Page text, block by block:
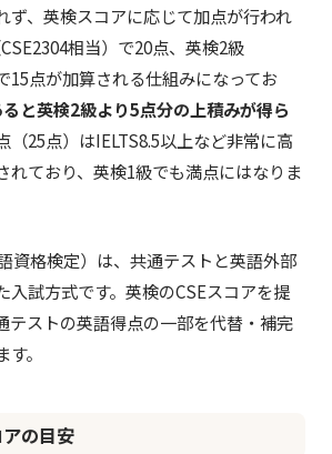
ず、英検スコアに応じて加点が行われ
相当）で20点、英検2級
15点が加算される仕組みになってお
と英検2級より5点分の上積みが得ら
（25点）はIELTS8.5以上など非常に高
れており、英検1級でも満点にはなりま
資格検定）は、共通テストと英語外部
入試方式です。英検のCSEスコアを提
テストの英語得点の一部を代替・補完
。
の目安